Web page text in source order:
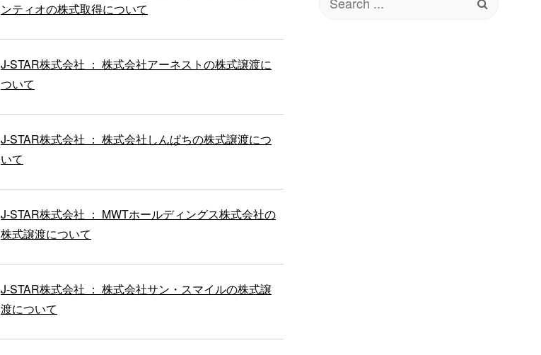
ンティオの株式取得について
J-STAR株式会社 ： 株式会社アーネストの株式譲渡に
ついて
J-STAR株式会社 ： 株式会社しんぱちの株式譲渡につ
いて
J-STAR株式会社 ： MWTホールディングス株式会社の
株式譲渡について
J-STAR株式会社 ： 株式会社サン・スマイルの株式譲
渡について
for: